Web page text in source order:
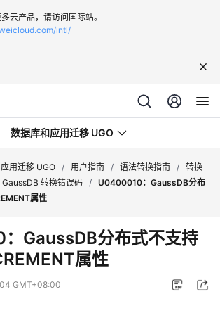
云产品，请访问国际站。
intl/
数据库和应用迁移 UGO
用迁移 UGO / 用户指南 / 语法转换指南 / 转换
转换错误码 / U0400010：GaussDB分布
属性
GaussDB分布式不支持
属性
GMT+08:00